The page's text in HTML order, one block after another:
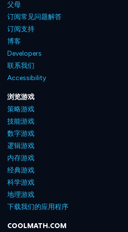
父母
订阅常见问题解答
订阅支持
博客
Developers
联系我们
Accessibility
浏览游戏
策略游戏
技能游戏
数字游戏
逻辑游戏
内存游戏
经典游戏
科学游戏
地理游戏
下载我们的应用程序
COOLMATH.COM